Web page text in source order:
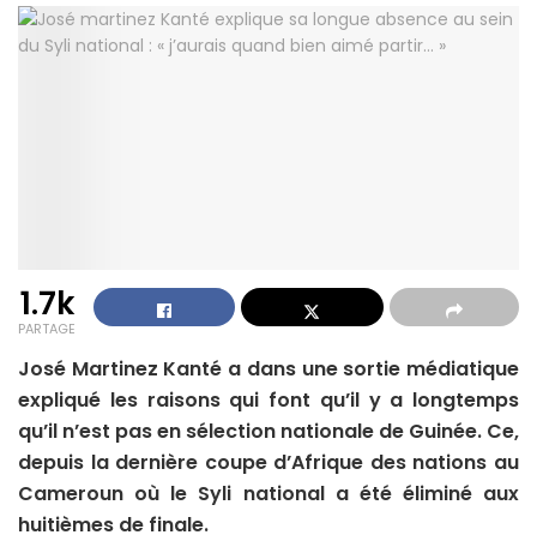
1.7k
PARTAGE
José Martinez Kanté a dans une sortie médiatique
expliqué les raisons qui font qu’il y a longtemps
qu’il n’est pas en sélection nationale de Guinée. Ce,
depuis la dernière coupe d’Afrique des nations au
Cameroun où le Syli national a été éliminé aux
huitièmes de finale.